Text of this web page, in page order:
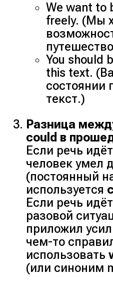
We want to
freely. (Мы
You should
this text.
состоянии
текст.)
Разница
could в
Если речь
человек умел
(постоянный
используется
Если речь
разовой
приложил
чем-то
использовать
(или синоним